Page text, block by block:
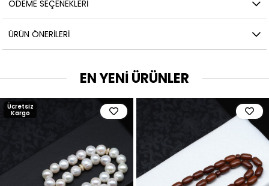
ÖDEME SEÇENEKLERI
ÜRÜN ÖNERILERI
EN YENİ ÜRÜNLER
Ücretsiz
Kargo